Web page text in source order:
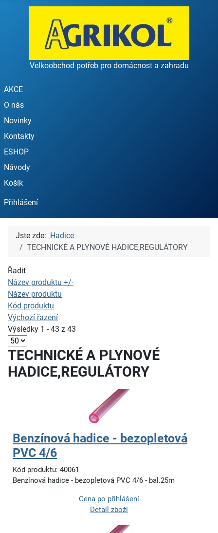
Velkoobchod potřeb pro domácnost a zahradu
AKCE
O nás
Novinky
Kontakty
ESHOP
Návody
Košík
Přihlášení
Jste zde: Hadice
TECHNICKÉ A PLYNOVÉ HADICE,REGULÁTORY
Řadit
Název produktu +/-
Název produktu
Kód produktu
Výchozí řazení
Výsledky 1 - 43 z 43
TECHNICKÉ A PLYNOVÉ
HADICE,REGULÁTORY
Benzínová hadice - bezopletová
PVC 4/6
Kód produktu: 40061
Benzínová hadice - bezopletová PVC 4/6 - bal.25m
Cena po přihlášení
Detail zboží